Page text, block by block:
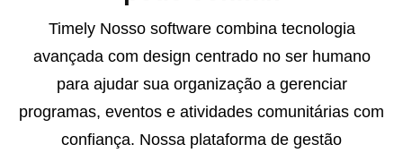
Timely Nosso software combina tecnologia
avançada com design centrado no ser humano
para ajudar sua organização a gerenciar
programas, eventos e atividades comunitárias com
confiança. Nossa plataforma de gestão